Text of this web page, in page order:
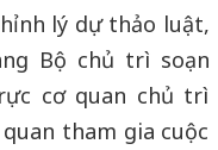
lý dự thảo luật,
Bộ chủ trì soạn
cơ quan chủ trì
tham gia cuộc